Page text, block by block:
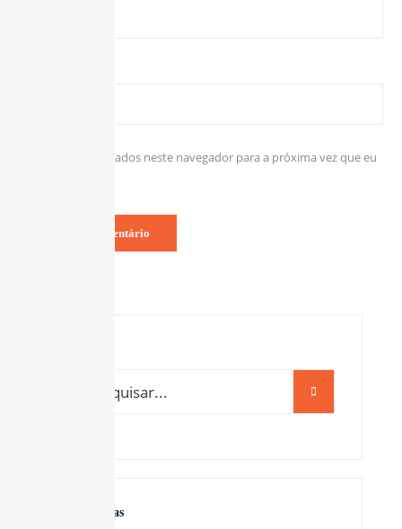
Salvar meus dados neste navegador para a próxima vez que eu
Categorias